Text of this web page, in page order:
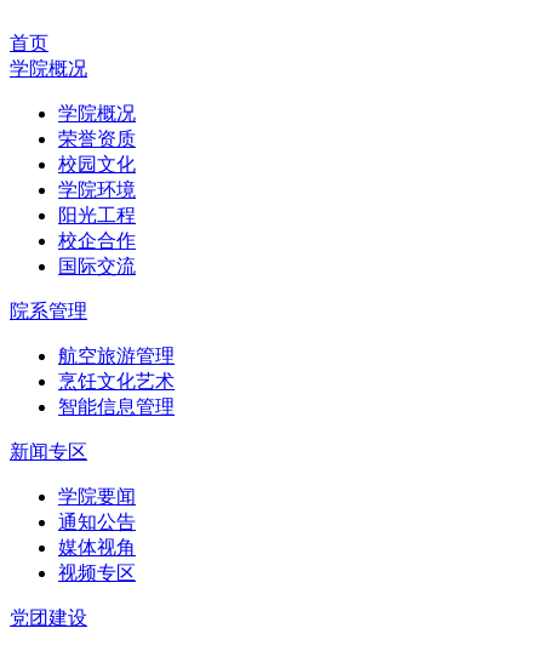
首页
学院概况
学院概况
荣誉资质
校园文化
学院环境
阳光工程
校企合作
国际交流
院系管理
航空旅游管理
烹饪文化艺术
智能信息管理
新闻专区
学院要闻
通知公告
媒体视角
视频专区
党团建设